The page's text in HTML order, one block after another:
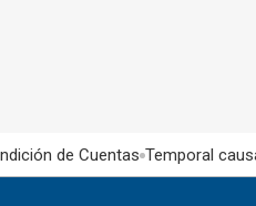
de Cuentas Temporal